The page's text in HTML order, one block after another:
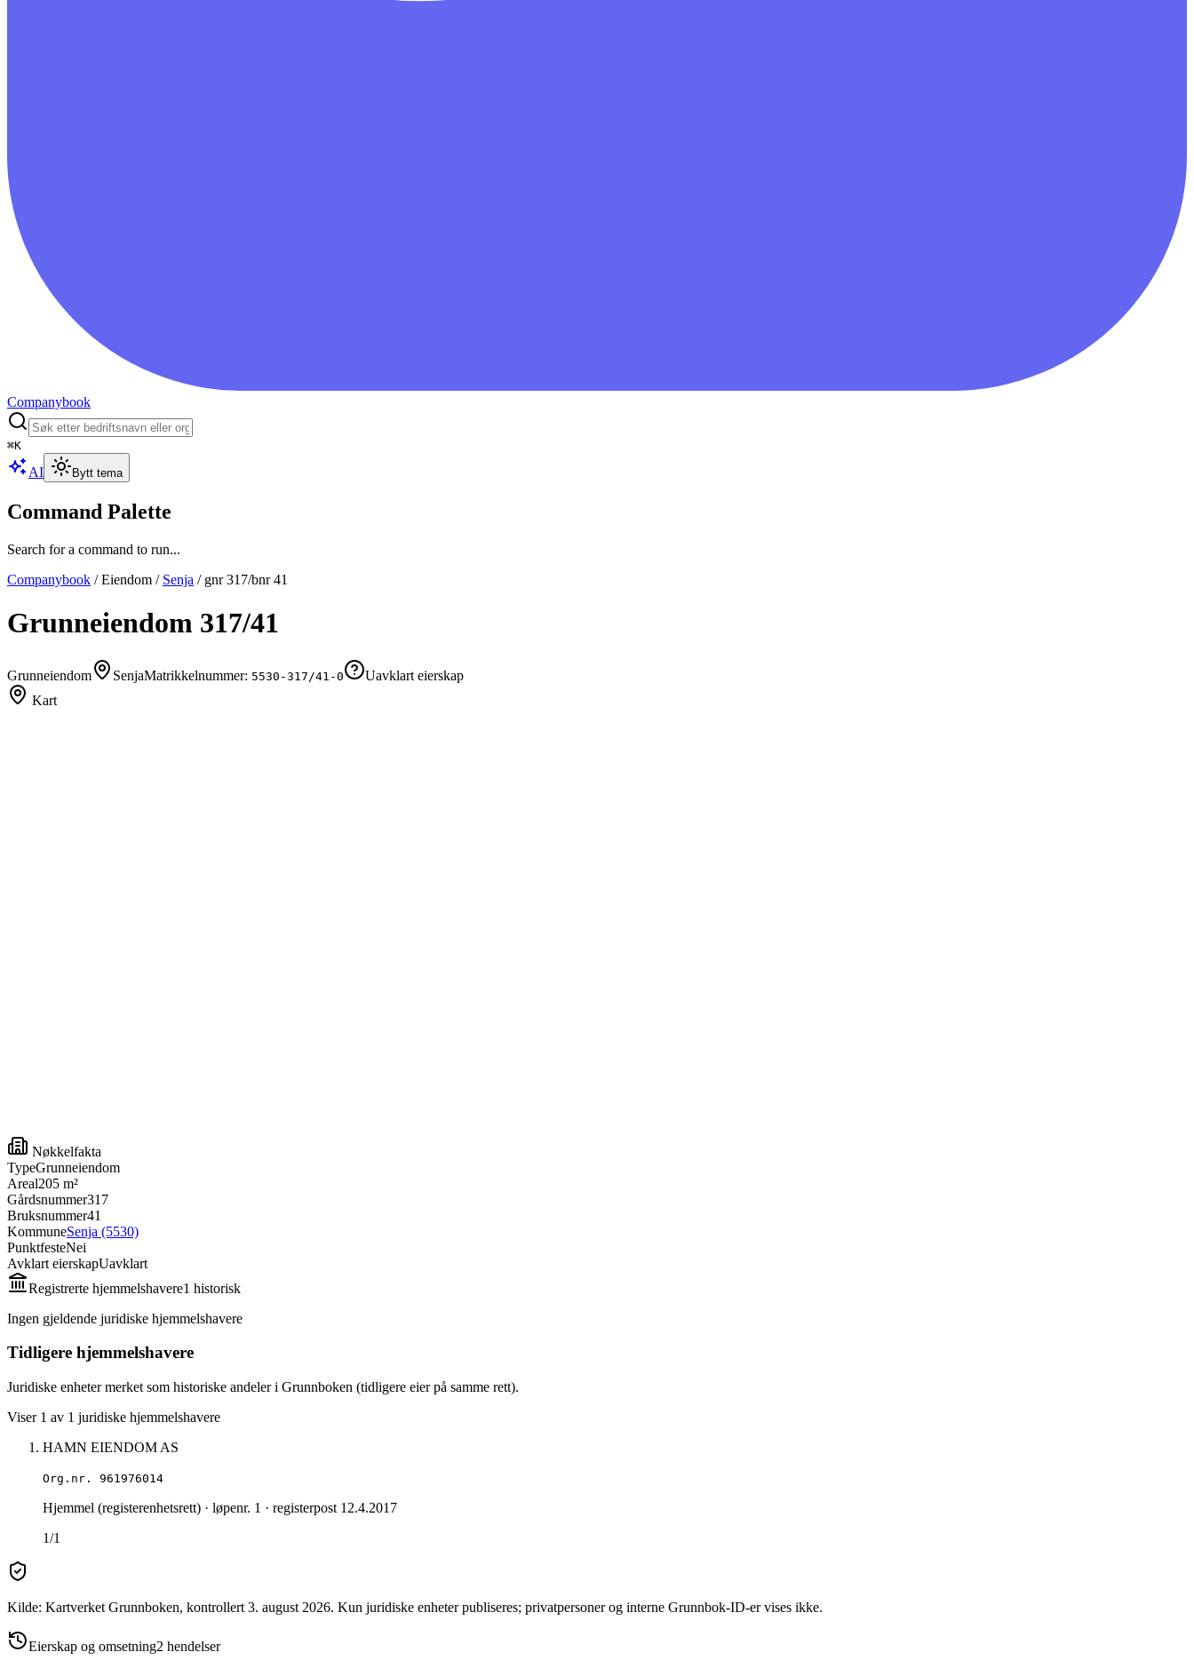
Companybook
⌘K
AI Bytt tema
Command Palette
Search for a command to run...
Companybook /Eiendom / Senja / gnr317/bnr41
Grunneiendom 317/41
Grunneiendom SenjaMatrikkelnummer: 5530-317/41-0
Uavklart eierskap
Kart
Nøkkelfakta
TypeGrunneiendom
Areal205 m²
Gårdsnummer317
Bruksnummer41
KommuneSenja (5530)
PunktfesteNei
Avklart eierskapUavklart
Registrerte hjemmelshavere1 historisk
Ingen gjeldende juridiske hjemmelshavere
Tidligere hjemmelshavere
Juridiske enheter merket som historiske andeler i Grunnboken (tidligere eier på samme rett).
Viser 1 av 1 juridiske hjemmelshavere
HAMN EIENDOM AS
Org.nr. 961976014
Hjemmel (registerenhetsrett) · løpenr. 1 · registerpost 12.4.2017
1/1
Kilde: Kartverket Grunnboken, kontrollert 3. august 2026. Kun juridiske enheter publiseres; privatpersoner og interne Grunnbok-ID-er vises ikke.
Eierskap og omsetning2 hendelser